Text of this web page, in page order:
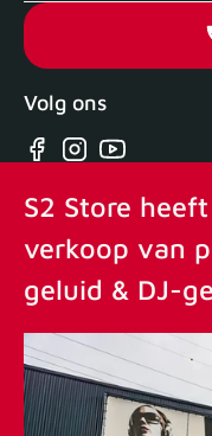
Volg ons
Facebook
Instagram
YouTube
S2 Store
verkoop van
geluid & DJ-